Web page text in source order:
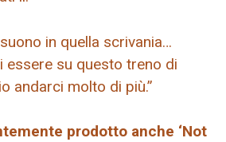
suono in quella scrivania…
essere su questo treno di
andarci molto di più.”
prodotto anche ‘Not